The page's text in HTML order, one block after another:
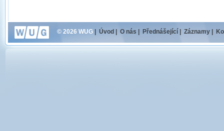
© 2026 WUG Úvod O nás Přednášející Záznamy